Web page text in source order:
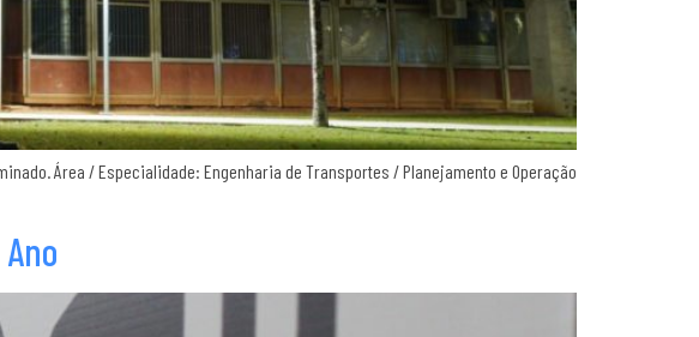
Área / Especialidade: Engenharia de Transportes / Planejamento e Operação